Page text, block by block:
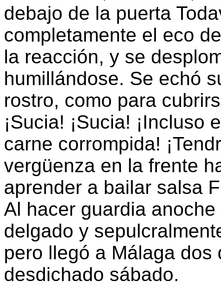
debajo de la puerta
completamente el eco
la reacción, y se
humillándose. Se echó
rostro, como para
¡Sucia! ¡Sucia! ¡Incluso
carne corrompida!
vergüenza en la frente
aprender a bailar salsa
Al hacer guardia
delgado y
pero llegó a Málaga
desdichado sábado.